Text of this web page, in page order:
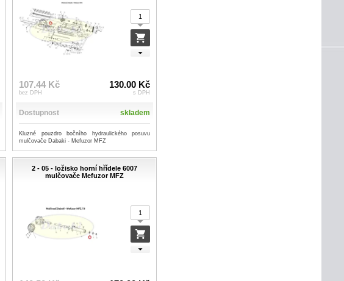
107.44 Kč
bez DPH
130.00 Kč
s DPH
Dostupnost skladem
Kluzné pouzdro bočního hydraulického posuvu
mulčovače Dabaki - Mefuzor MFZ
2 - 05 - ložisko horní hřídele 6007
mulčovače Mefuzor MFZ